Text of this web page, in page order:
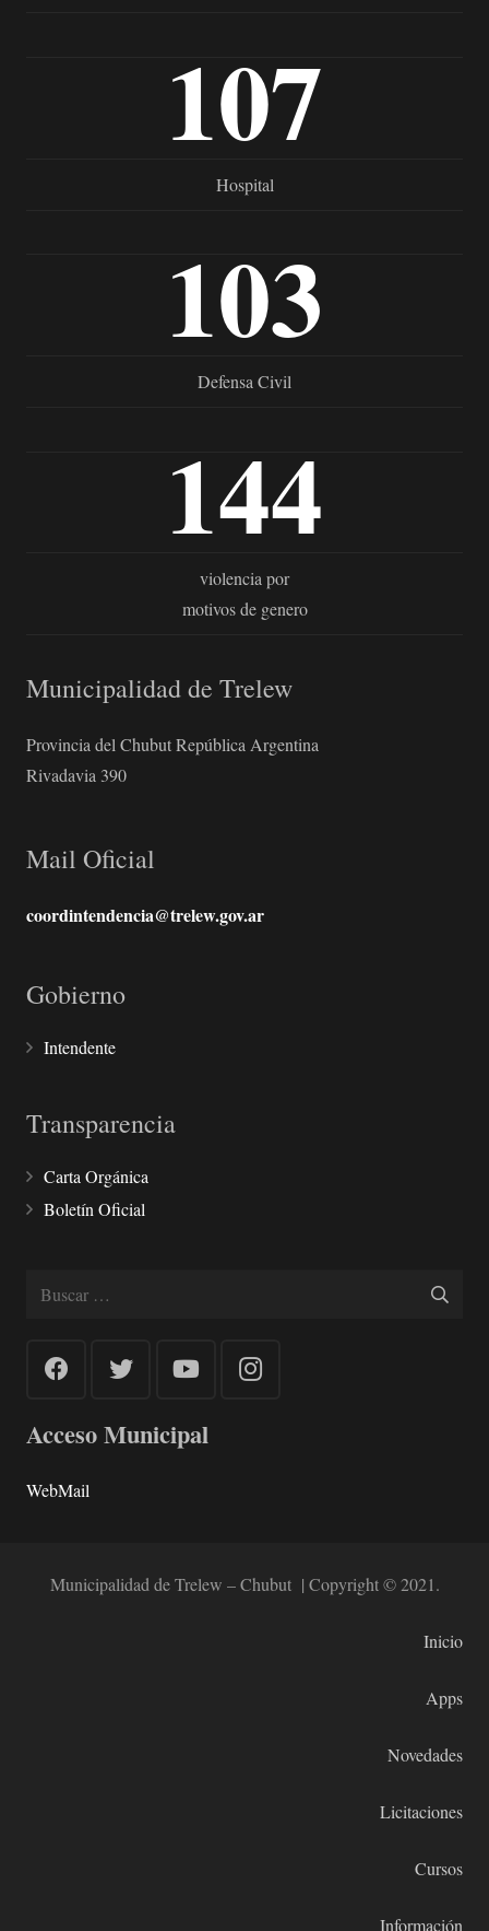
107
Hospital
103
Defensa Civil
144
violencia por
motivos de genero
Municipalidad de Trelew
Provincia del Chubut República Argentina
Rivadavia 390
Mail Oficial
coordintendencia@trelew.gov.ar
Gobierno
Intendente
Transparencia
Carta Orgánica
Boletín Oficial
Buscar:
Acceso Municipal
WebMail
Municipalidad de Trelew – Chubut | Copyright © 2021.
Inicio
Apps
Novedades
Licitaciones
Cursos
Información